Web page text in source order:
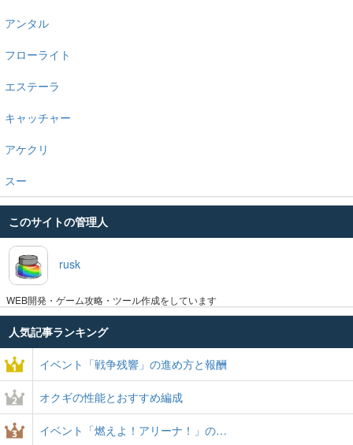
アンタル
フローライト
エステーラ
キャッチャー
アケクリ
スー
このサイトの管理人
rusk
開発・ゲーム攻略・ツール作成をしています
人気記事ランキング
イベント「戦争残響」の進め方と報酬
オクギの性能とおすすめ編成
イベント「燃えよ！アリーナ！」の…